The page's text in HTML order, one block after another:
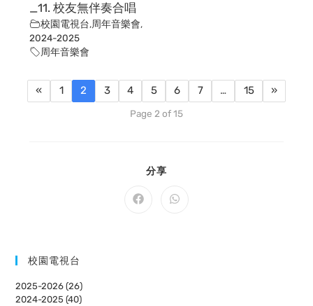
_11. 校友無伴奏合唱
校園電視台,周年音樂會,
2024-2025
周年音樂會
« 1 2 3 4 5 6 7 … 15 »
Page 2 of 15
分享
CONTENT
Opens
Opens
校園電視台
2025-2026 (26)
2024-2025 (40)